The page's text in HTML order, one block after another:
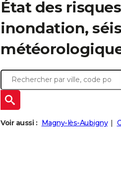
État des risques
inondation,
Voir aussi : Magny-lès-Aubigny